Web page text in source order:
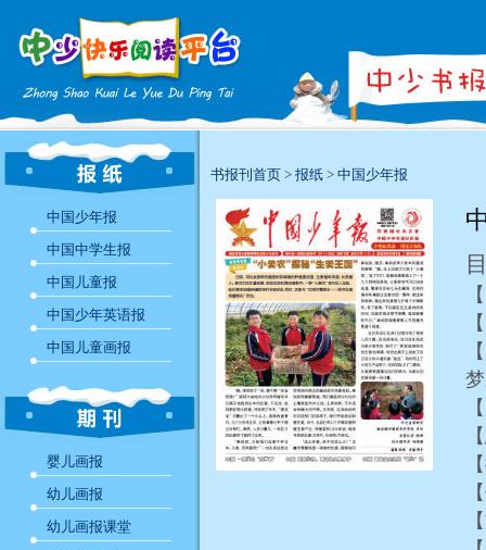
中国少年报
中国中学生报
中国儿童报
中国少年英语报
中国儿童画报
婴儿画报
幼儿画报
幼儿画报课堂
书报刊首页 > 报纸 > 中国少年报